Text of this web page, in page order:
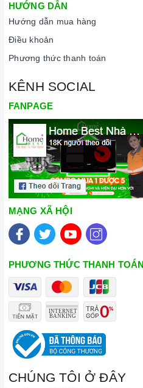
HƯỚNG DẪN
Hướng dẫn mua hàng
Điều khoản
Phương thức thanh toán
KÊNH SOCIAL
FANPAGE
MẠNG XÃ HỘI
PHƯƠNG THỨC THANH TOÁN
CHÚNG TÔI Ở ĐÂY